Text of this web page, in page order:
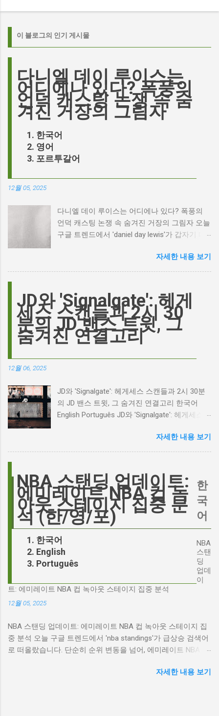
이 블로그의 인기 게시물
다니엘 데이 루이스는
어디에나 있다? 폭풍의
언덕 캐스팅 논쟁 속 숨
겨진 거장의 그림자
한국어
영어
포르투갈어
12월 05, 2025
다니엘 데이 루이스는 어디에나 있다? 폭풍의
언덕 캐스팅 논쟁 속 숨겨진 거장의 그림자 오늘
구글 트렌드에서 'daniel day lewis'가 갑자기 떠
이름이 왜 다시 사람들의 입에 오르내리는 걸까
요? 표면적으로는 마고 로비가 제작하고 주연을
이 그 시작입니다. 하지만 그 이면에는 '연기'라
는 예술에 대한 깊은 갈망과, 완벽주의를 향한
끊임없는 열망이 숨겨져 있습니다. Photo by
Plufow Le Studio on Unsplash 폭풍의 언덕, 그
리고 캐스팅 논쟁의 불씨 최근 몇 주 동안 영화
하는 동시에 우려를 표했습니다. 일부에서는 엘
로디의 이미지가 원작 속 히스클리프와는 다소
거리가 있다는 의견을 제시하며 캐스팅에 대한
한 비판에 대해 "기다려 보세요. 믿으세요. 분명
의 이미지가 원작과 부합하는지 여부를 넘어, 우
리가 '히스클리프'라는 인물에게 기대하는 바가
무엇인지, 그리고 배우가 그 기대를 어떻게 충족
시킬 수 있는지에 대한 근본적인 질문을 던집니
다. 다니엘 데이 루이스, '진정성'의 대명사 이 지
점에서 다니엘 데이 루이스의 이름이 등장하는
것은 결코 우연이 아닙니다. 그는 '메소드 연
기'의 극한을 보여주는 배우로서, 맡는 역할마다
완벽하게 몰입하여 실제 인물과 구분이 어려울
정도의 연기를 선보였습니다. <나의 왼발>에서
자세한 내용 보기
JD와 'Signalgate': 헤게
세스 스캔들과 2시 30
분의 JD 밴스 트윗, 그
숨겨진 연결고리
12월 06, 2025
JD와 'Signalgate': 헤게세스 스캔들과 2시 30분
의 JD 밴스 트윗, 그 숨겨진 연결고리 한국어
English Português JD와 'Signalgate': 헤게세스
연결고리 오늘의 구글 트렌드 인기 검색어 'jd'는
단순히 두 글자의 약자가 아닙니다. 최근 미국
'Signalgate' 스캔들과 깊숙이 연결되어 있습니
다. 폭스뉴스 진행자 피트 헤게세스(Pete
Hegseth)를 중심으로 벌어진 이 스캔들은 예상
치 못한 인물, JD 밴스(JD Vance)의 이름까지 소
환하며 파장을 일으키고 있습니다. 왜 'jd'가 갑자
들이 어떻게 얽혀있는 것일까요? 최대100%세일
오늘의 특가 'Signalgate' 스캔들: 피트 헤게세스
의 그림자 먼저 'Signalgate' 스캔들의 핵심 인물
인 피트 헤게세스부터 살펴봐야 합니다. 최근 공
개된 국방부 감사 보고서에 따르면, 헤게세스는
스의 행위가 윤리적으로 심각한 문제를 야기하
며, 군의 명예를 훼손할 수 있다고 지적합니다.
Photo by Samuel Regan-Asante on Unsplash
제는 여기서 끝나지 않았습니다. 스캔들이 터진
자세한 내용 보기
NBA 스탠딩 업데이트:
에미레이트 NBA 컵 녹
아웃 스테이지 집중 분
석 (한/영/포)
한국어
English
Português
한
국
어
NBA
스탠
딩
업데
이
트: 에미레이트 NBA 컵 녹아웃 스테이지 집중 분석
12월 05, 2025
NBA 스탠딩 업데이트: 에미레이트 NBA 컵 녹아웃 스테이지 집
중 분석 오늘 구글 트렌드에서 'nba standings'가 급상승 검색어
로 떠올랐습니다. 단순히 순위 변동을 넘어, 에미레이트 NBA 컵
받고 있습니다. 이번 포스팅에서는 NBA 컵 녹아웃 스테이지 관
자세한 내용 보기